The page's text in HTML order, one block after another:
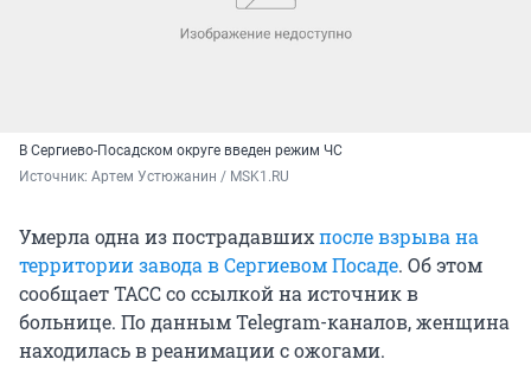
В Сергиево-Посадском округе введен режим ЧС
Источник: Артем Устюжанин / MSK1.RU
Умерла одна из пострадавшихпосле взрыва на
территории завода в Сергиевом Посаде. Об этом
сообщает ТАСС со ссылкой на источник в
больнице. По данным Telegram-каналов, женщина
находилась в реанимации с ожогами.